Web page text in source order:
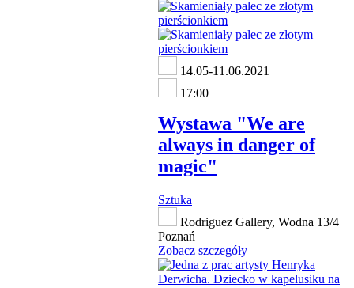
14.05-11.06.2021
17:00
Wystawa "We are
always in danger of
magic"
Sztuka
Rodriguez Gallery, Wodna 13/4
Poznań
Zobacz szczegóły